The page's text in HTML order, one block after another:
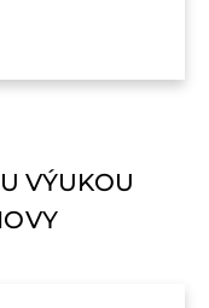
VÝUKOU